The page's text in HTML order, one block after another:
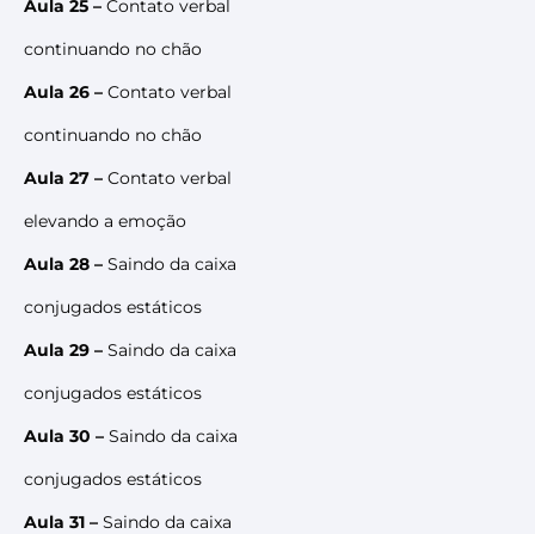
Aula 25 – Contato verbal
continuando no chão
Aula 26 – Contato verbal
continuando no chão
Aula 27 – Contato verbal
elevando a emoção
Aula 28 – Saindo da caixa
conjugados estáticos
Aula 29 – Saindo da caixa
conjugados estáticos
Aula 30 – Saindo da caixa
conjugados estáticos
Aula 31 – Saindo da caixa